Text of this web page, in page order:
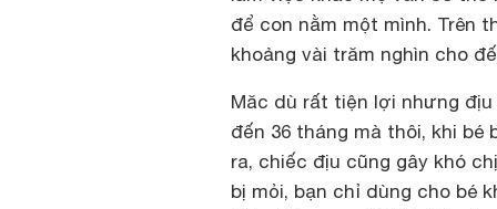
để con nằm một mình. Trên
khoảng vài trăm nghìn cho
Măc dù rất tiện lợi nhưng
đến 36 tháng mà thôi, khi
ra, chiếc địu cũng gây khó
bị mỏi, bạn chỉ dùng cho bé